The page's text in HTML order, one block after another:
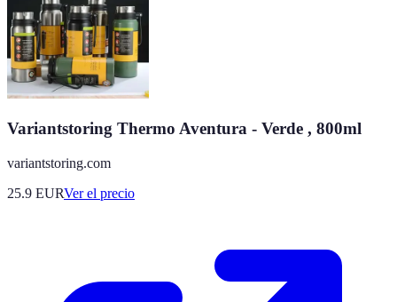
Variantstoring Thermo Aventura - Verde , 800ml
variantstoring.com
25.9 EURVer el precio